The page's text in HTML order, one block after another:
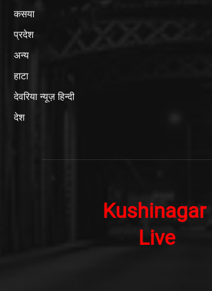
कसया
प्रदेश
अन्य
हाटा
देवरिया न्यूज़ हिन्दी
देश